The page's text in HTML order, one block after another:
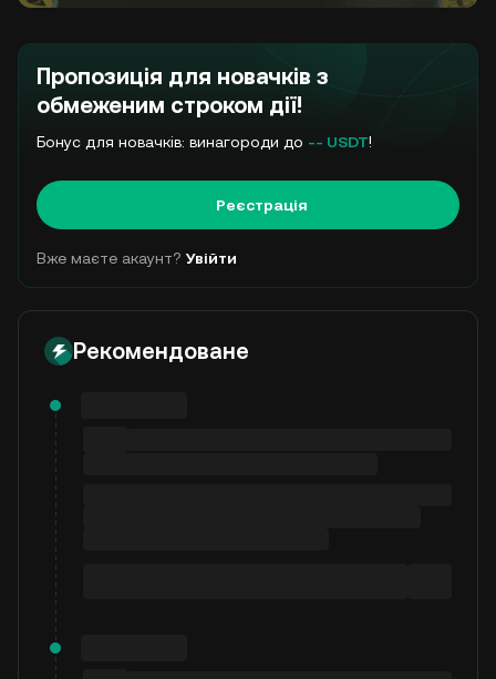
Пропозиція для новачків з
обмеженим строком дії!
Бонус для новачків: винагороди до -- USDT!
Реєстрація
Вже маєте акаунт? Увійти
Рекомендоване